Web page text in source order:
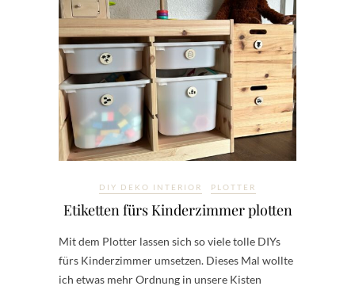
DIY DEKO INTERIOR PLOTTER
Etiketten fürs Kinderzimmer plotten
Mit dem Plotter lassen sich so viele tolle DIYs
fürs Kinderzimmer umsetzen. Dieses Mal wollte
ich etwas mehr Ordnung in unsere Kisten